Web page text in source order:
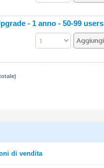
- 1 anno - 50-99 users
di vendita